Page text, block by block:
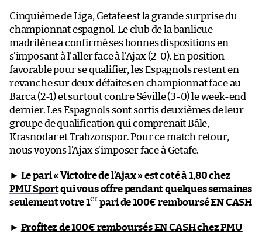
Cinquième de Liga, Getafe est la grande surprise du
championnat espagnol. Le club de la banlieue
madrilène a confirmé ses bonnes dispositions en
s’imposant à l’aller face à l’Ajax (2-0). En position
favorable pour se qualifier, les Espagnols restent en
revanche sur deux défaites en championnat face au
Barca (2-1) et surtout contre Séville (3-0) le week-end
dernier. Les Espagnols sont sortis deuxièmes de leur
groupe de qualification qui comprenait Bâle,
Krasnodar et Trabzonspor. Pour ce match retour,
nous voyons l’Ajax s’imposer face à Getafe.
► Le pari « Victoire de l’Ajax » est coté à 1,80 chez
PMU Sportqui vous offre pendant quelques semaines
seulement votre 1erpari de 100€ remboursé EN CASH
► Profitez de 100€ remboursés EN CASH chez PMU